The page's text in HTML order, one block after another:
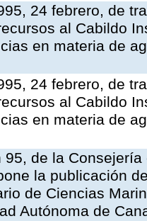
24 febrero, de
al Cabildo
en materia de
24 febrero, de
al Cabildo
en materia de
95, de la
la publicación
de Ciencias
Autónoma de